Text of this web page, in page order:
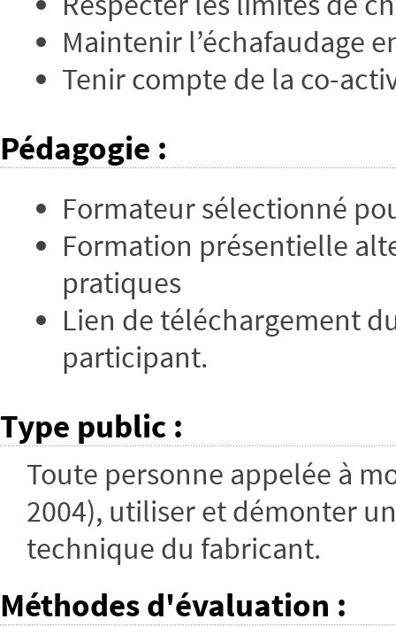
Maintenir l’échafaudage
Tenir compte de la co-
Pédagogie :
Formateur sélectionné
Formation présentielle
pratiques
Lien de téléchargement
participant.
Type public :
Toute personne appelée à
2004), utiliser et démonter
technique du fabricant.
Méthodes d'évaluation :